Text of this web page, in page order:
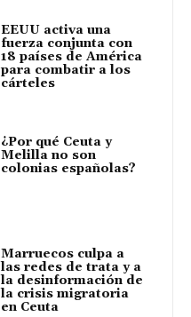
EEUU activa una
fuerza conjunta con
18 países de América
para combatir a los
cárteles
¿Por qué Ceuta y
Melilla no son
colonias españolas?
Marruecos culpa a
las redes de trata y a
la desinformación de
la crisis migratoria
en Ceuta